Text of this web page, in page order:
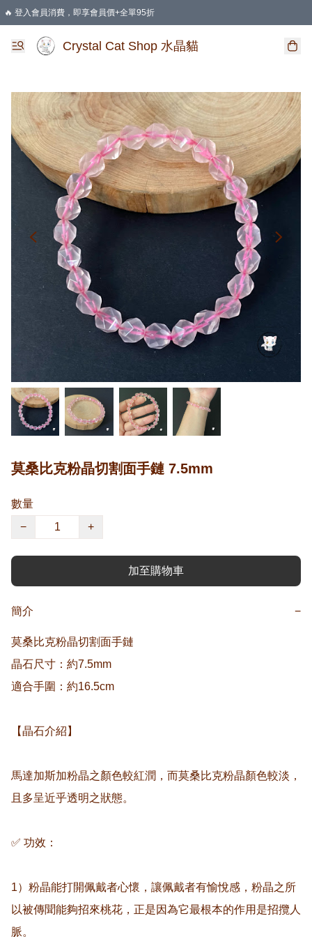
🔥 登入會員消費，即享會員價+全單95折
🛍️ 購物滿HKD 400 即享免運費優惠
Crystal Cat Shop 水晶貓
莫桑比克粉晶切割面手鏈 7.5mm
數量
−
+
加至購物車
簡介 −
莫桑比克粉晶切割面手鏈
晶石尺寸：約7.5mm
適合手圍：約16.5cm
【晶石介紹】
馬達加斯加粉晶之顏色較紅潤，而莫桑比克粉晶顏色較淡，
且多呈近乎透明之狀態。
✅ 功效：
1）粉晶能打開佩戴者心懷，讓佩戴者有愉悅感，粉晶之所
以被傳聞能夠招來桃花，正是因為它最根本的作用是招攬人
脈。